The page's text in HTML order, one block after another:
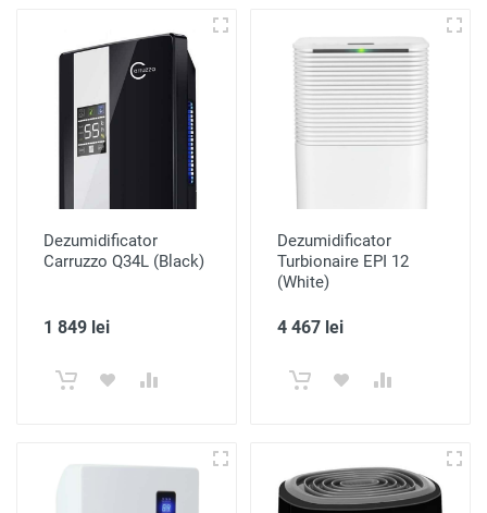
Dezumidificator
Carruzzo Q34L (Black)
1 849 lei
Dezumidificator
Turbionaire EPI 12
(White)
4 467 lei